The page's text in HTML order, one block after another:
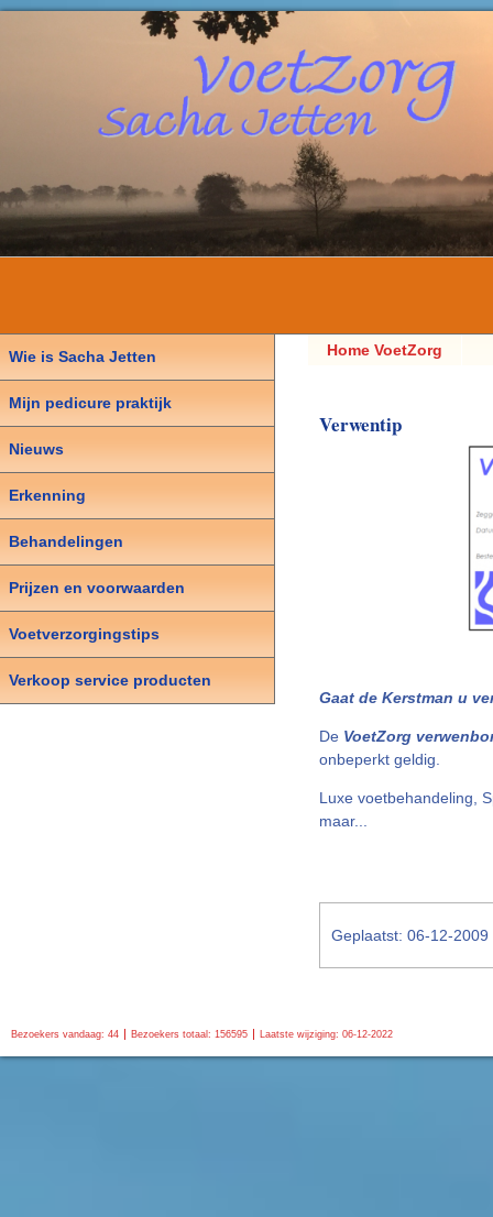
Home VoetZorg
Wie is Sacha Jetten
Mijn pedicure praktijk
Nieuws
Erkenning
Behandelingen
Prijzen en voorwaarden
Voetverzorgingstips
Verkoop service producten
Verwentip
Gaat de Kerstman u
De VoetZorg
onbeperkt geldig.
Luxe voetbehandeling,
maar...
Geplaatst: 06-12-
Bezoekers vandaag: 44 Bezoekers totaal: 156595 Laatste wijziging: 06-12-2022